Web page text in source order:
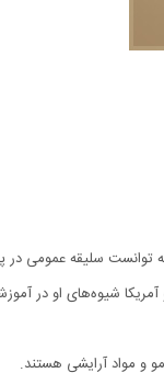
آمریکا شیوه‌های او در
و مواد آرایشی هستند.